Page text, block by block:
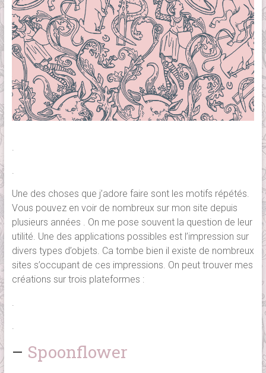
Une des choses que j’adore faire sont les motifs répétés.
Vous pouvez en voir de nombreux sur mon site depuis
plusieurs années . On me pose souvent la question de leur
utilité. Une des applications possibles est l’impression sur
divers types d’objets. Ca tombe bien il existe de nombreux
sites s’occupant de ces impressions. On peut trouver mes
créations sur trois plateformes :
– Spoonflower